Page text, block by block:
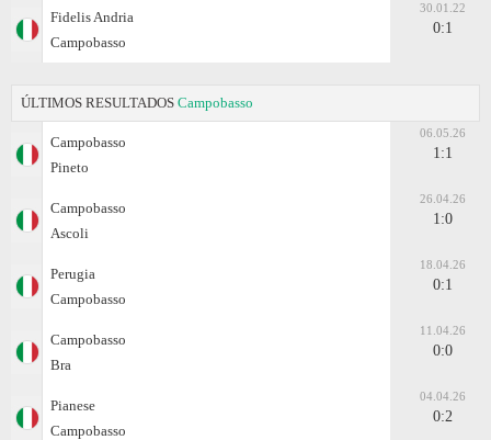
Fidelis Andria
Campobasso
30.01.22
0:1
ÚLTIMOS RESULTADOS Campobasso
Campobasso
Pineto
06.05.26
1:1
Campobasso
Ascoli
26.04.26
1:0
Perugia
Campobasso
18.04.26
0:1
Campobasso
Bra
11.04.26
0:0
Pianese
Campobasso
04.04.26
0:2